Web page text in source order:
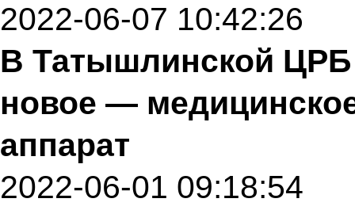
2022-06-07 10:42:26
В Татышлинской ЦРБ
новое —
аппарат
2022-06-01 09:18:54